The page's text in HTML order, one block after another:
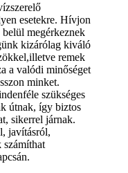
esetekre. Hívjon
megérkeznek
kizárólag kiváló
remek
a valódi minőséget
minket.
szükséges
útnak, így biztos
sikerrel járnak.
javításról,
számíthat